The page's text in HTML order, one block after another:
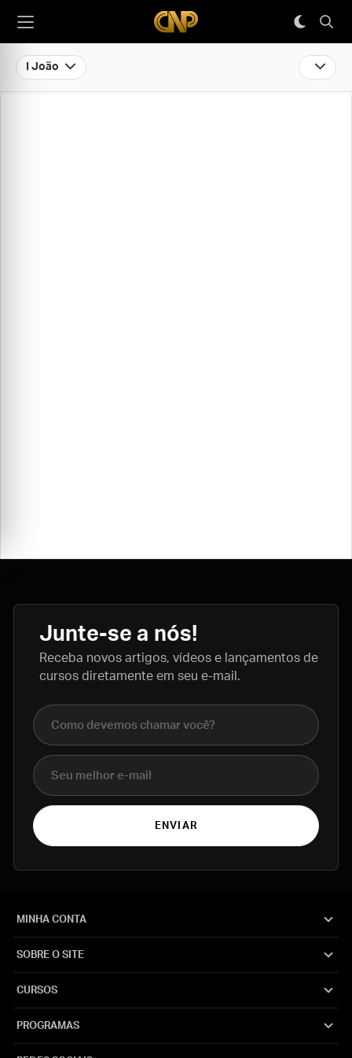
I João
Junte-se a nós!
Receba novos artigos, vídeos e lançamentos de
cursos diretamente em seu e-mail.
Nome completo
E-mail
ENVIAR
MINHA CONTA
SOBRE O SITE
CURSOS
PROGRAMAS